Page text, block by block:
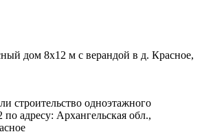
дом 8х12 м с верандой в д. Красное,
строительство одноэтажного
по адресу: Архангельская обл.,